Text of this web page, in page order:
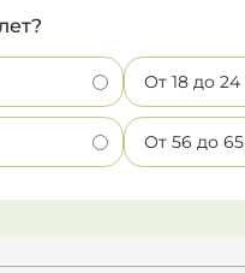
От 18 до 24
От 56 до 65